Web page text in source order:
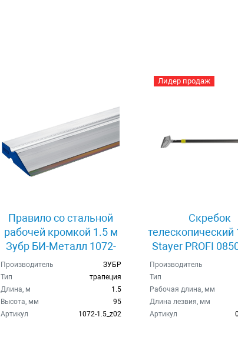
Правило со стальной
рабочей кромкой 1.5 м
Зубр БИ-Металл 1072-
1.5_z02
Производитель
ЗУБР
Тип
трапеция
Длина, м
1.5
Высота, мм
95
Артикул
1072-1.5_z02
Лидер продаж
Скребок
Stayer PROFI
Производитель
Тип
Рабочая длина, мм
Длина лезвия, мм
Артикул